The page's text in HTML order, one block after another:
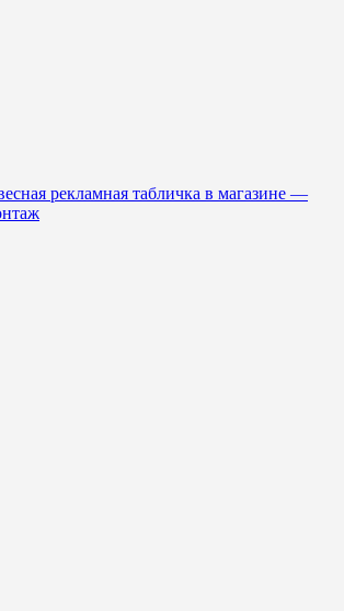
рекламная табличка в магазине —